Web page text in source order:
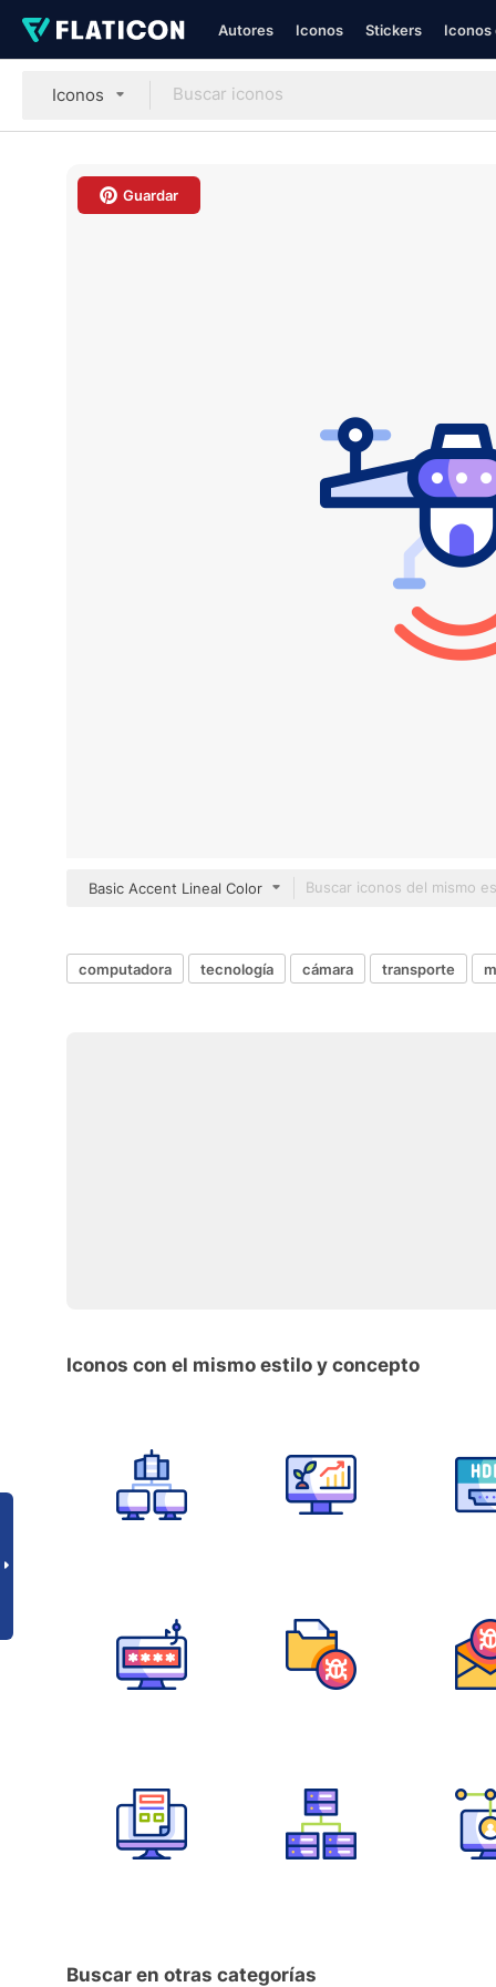
Autores Iconos Stickers Iconos
Iconos
Guardar
Basic Accent Lineal Color
computadora tecnología cámara transporte
Iconos con el mismo estilo y concepto
Buscar en otras categorías